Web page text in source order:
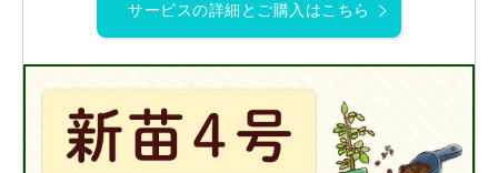
サービスの詳細とご購入はこちら